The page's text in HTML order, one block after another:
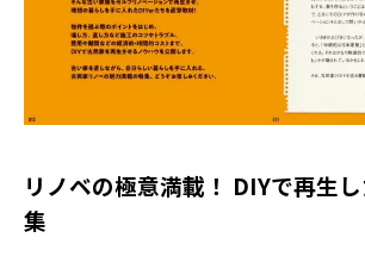
リノベの極意満載！ DIYで再生
集